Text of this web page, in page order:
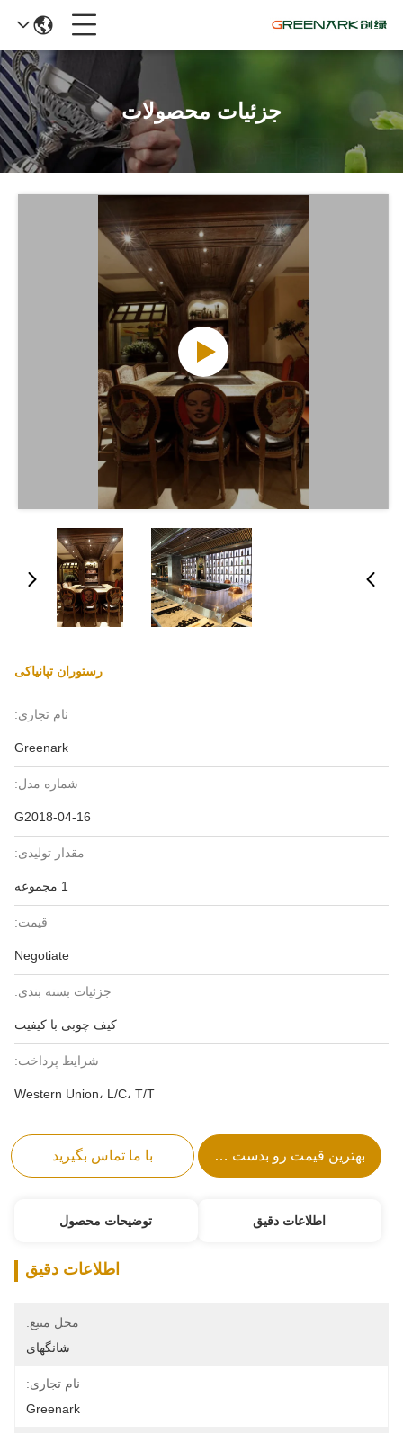
جزئیات محصولات
رستوران تپانیاکی
نام تجاری:
Greenark
شماره مدل:
G2018-04-16
مقدار تولیدی:
1 مجموعه
قیمت:
Negotiate
جزئیات بسته بندی:
کیف چوبی با کیفیت
شرایط پرداخت:
Western Union، L/C، T/T
بهترین قیمت رو بدست بیار با ما تماس بگیرید
اطلاعات دقیق توضیحات محصول
اطلاعات دقیق
محل منبع:
شانگهای
نام تجاری:
Greenark